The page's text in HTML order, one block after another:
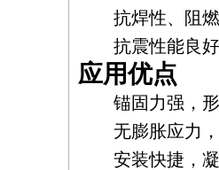
抗焊性、阻燃
抗震性能良好
应用优点
锚固力强，形
无膨胀应力，
安装快捷，凝